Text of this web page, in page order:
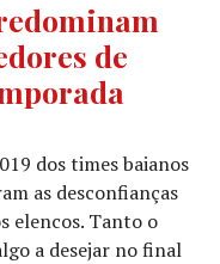
de
dos times baianos
as desconfianças
elencos. Tanto o
a desejar no final